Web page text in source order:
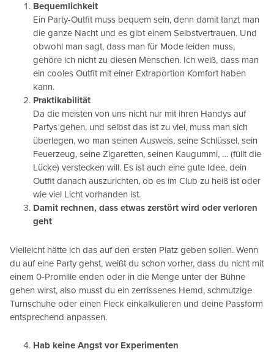
Bequemlichkeit
Ein Party-Outfit muss bequem sein, denn damit tanzt man
die ganze Nacht und es gibt einem Selbstvertrauen. Und
obwohl man sagt, dass man für Mode leiden muss,
gehöre ich nicht zu diesen Menschen. Ich weiß, dass man
ein cooles Outfit mit einer Extraportion Komfort haben
kann.
Praktikabilität
Da die meisten von uns nicht nur mit ihren Handys auf
Partys gehen, und selbst das ist zu viel, muss man sich
überlegen, wo man seinen Ausweis, seine Schlüssel, sein
Feuerzeug, seine Zigaretten, seinen Kaugummi, … (füllt die
Lücke) verstecken will. Es ist auch eine gute Idee, dein
Outfit danach auszurichten, ob es im Club zu heiß ist oder
wie viel Licht vorhanden ist.
Damit rechnen, dass etwas zerstört wird oder verloren
geht
Vielleicht hätte ich das auf den ersten Platz geben sollen. Wenn
du auf eine Party gehst, weißt du schon vorher, dass du nicht mit
einem 0-Promille enden oder in die Menge unter der Bühne
gehen wirst, also musst du ein zerrissenes Hemd, schmutzige
Turnschuhe oder einen Fleck einkalkulieren und deine Passform
entsprechend anpassen.
Hab keine Angst vor Experimenten